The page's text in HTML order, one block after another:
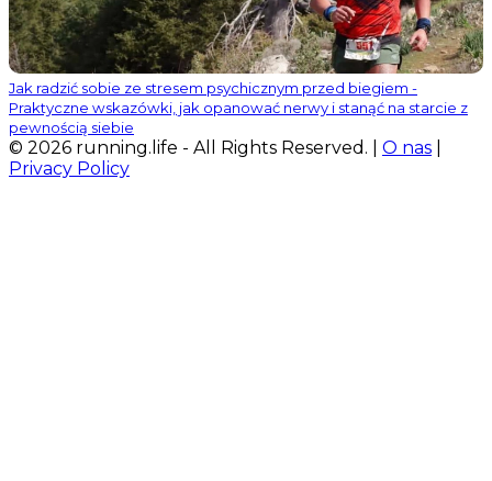
Jak radzić sobie ze stresem psychicznym przed biegiem -
Praktyczne wskazówki, jak opanować nerwy i stanąć na starcie z
pewnością siebie
© 2026 running.life - All Rights Reserved. | O nas
Privacy Policy